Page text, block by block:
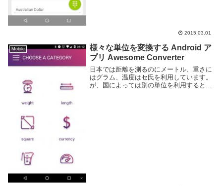
2015.03.01
Mobile
様々な単位を変換する Android ア
プリ Awesome Converter
日本では距離を測るのにメートル、重さに
はグラム、温度はセ氏を利用しています。
が、国によっては別の単位を利用するとこ